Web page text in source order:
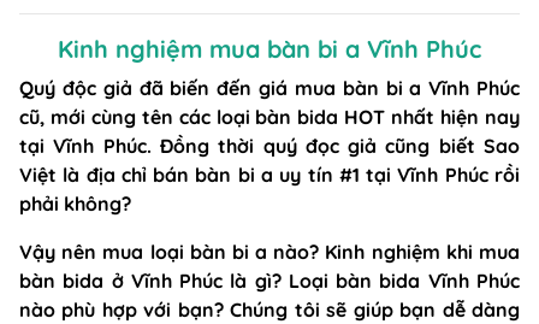
Kinh nghiệm mua bàn bi a Vĩnh Phúc
Quý độc giả đã biến đến giá mua bàn bi a Vĩnh Phúc
cũ, mới cùng tên các loại bàn bida HOT nhất hiện nay
tại Vĩnh Phúc. Đồng thời quý đọc giả cũng biết Sao
Việt là địa chỉ bán bàn bi a uy tín #1 tại Vĩnh Phúc rồi
phải không?
Vậy nên mua loại bàn bi a nào? Kinh nghiệm khi mua
bàn bida ở Vĩnh Phúc là gì? Loại bàn bida Vĩnh Phúc
nào phù hợp với bạn? Chúng tôi sẽ giúp bạn dễ dàng